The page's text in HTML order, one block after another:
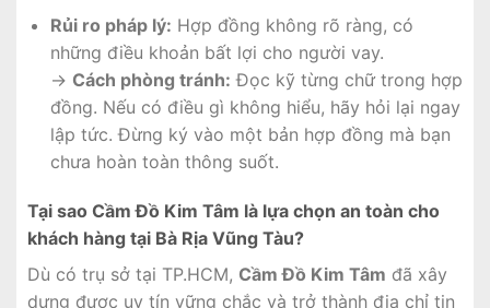
Rủi ro pháp lý: Hợp đồng không rõ ràng, có
những điều khoản bất lợi cho người vay.
→ Cách phòng tránh: Đọc kỹ từng chữ trong hợp
đồng. Nếu có điều gì không hiểu, hãy hỏi lại ngay
lập tức. Đừng ký vào một bản hợp đồng mà bạn
chưa hoàn toàn thông suốt.
Tại sao Cầm Đồ Kim Tâm là lựa chọn an toàn cho
khách hàng tại Bà Rịa Vũng Tàu?
Dù có trụ sở tại TP.HCM, Cầm Đồ Kim Tâm đã xây
dựng được uy tín vững chắc và trở thành địa chỉ tin